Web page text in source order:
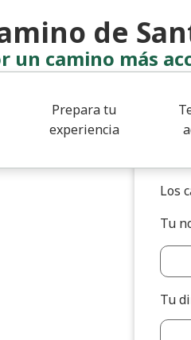
de
un camino más
Prepara tu
experiencia
Los
Tu
Tu